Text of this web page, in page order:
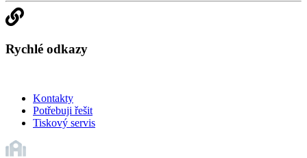
Rychlé odkazy
Kontakty
Potřebuji řešit
Tiskový servis